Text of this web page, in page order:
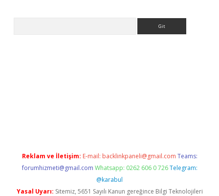
Reklam ve İletişim: E-mail: backlinkpaneli@gmail.com Teams:
forumhizmeti@gmail.com Whatsapp: 0262 606 0 726 Telegram:
@karabul
Yasal Uyarı: Sitemiz, 5651 Sayılı Kanun gereğince Bilgi Teknolojileri